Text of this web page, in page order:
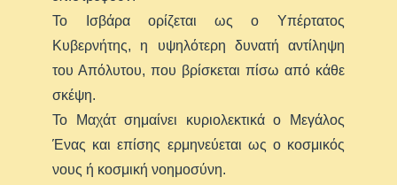
Το Ισβάρα ορίζεται ως ο Υπέρτατος
Κυβερνήτης, η υψηλότερη δυνατή αντίληψη
του Απόλυτου, που βρίσκεται πίσω από κάθε
σκέψη.
Το Μαχάτ σημαίνει κυριολεκτικά ο Μεγάλος
Ένας και επίσης ερμηνεύεται ως ο κοσμικός
νους ή κοσμική νοημοσύνη.